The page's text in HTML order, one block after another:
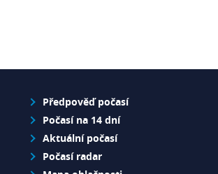
Předpověď počasí
Počasí na 14 dní
Aktuální počasí
Počasí radar